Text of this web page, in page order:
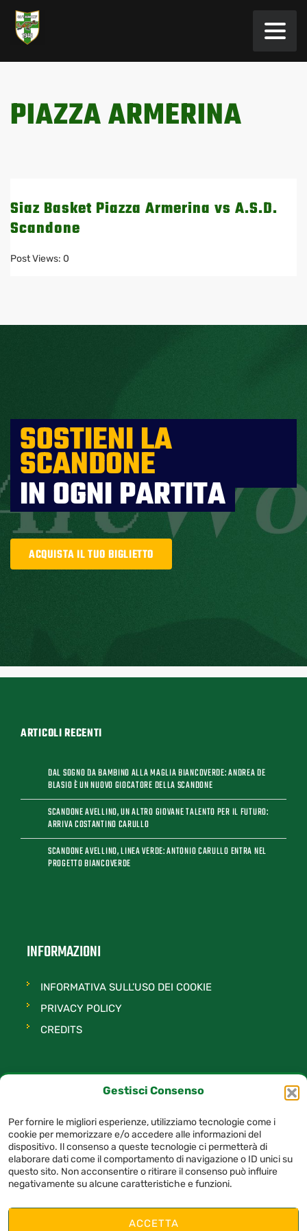
Gestisci Consenso
Per fornire le migliori esperienze, utilizziamo tecnologie come i
cookie per memorizzare e/o accedere alle informazioni del
dispositivo. Il consenso a queste tecnologie ci permetterà di
elaborare dati come il comportamento di navigazione o ID unici su
questo sito. Non acconsentire o ritirare il consenso può influire
negativamente su alcune caratteristiche e funzioni.
ACCETTA
PIAZZA ARMERINA
Siaz Basket Piazza Armerina vs A.S.D.
Scandone
Post Views: 0
SOSTIENI LA
SCANDONE
IN OGNI PARTITA
ACQUISTA IL TUO BIGLIETTO
ARTICOLI RECENTI
DAL SOGNO DA BAMBINO ALLA MAGLIA BIANCOVERDE: ANDREA DE
BLASIO È UN NUOVO GIOCATORE DELLA SCANDONE
SCANDONE AVELLINO, UN ALTRO GIOVANE TALENTO PER IL FUTURO:
ARRIVA COSTANTINO CARULLO
SCANDONE AVELLINO, LINEA VERDE: ANTONIO CARULLO ENTRA NEL
PROGETTO BIANCOVERDE
INFORMAZIONI
INFORMATIVA SULL’USO DEI COOKIE
PRIVACY POLICY
CREDITS
avellino basket Felice Scandone
© 2025 A.S.D. Felice Scandone Avellino – P.I. 03163380649– Tutti i diritti
riservati